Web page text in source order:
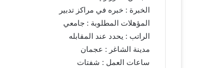
الخبرة : خبره في مراكز تدبير
المؤهلات المطلوبة : ‏جامعي
الراتب : يحدد عند المقابله
مدينة الشاغر : عجمان
ساعات العمل : شفتات